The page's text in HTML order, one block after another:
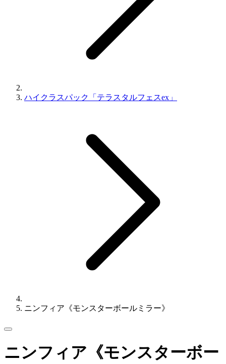
ハイクラスパック「テラスタルフェスex」
ニンフィア《モンスターボールミラー》
ニンフィア《モンスターボー